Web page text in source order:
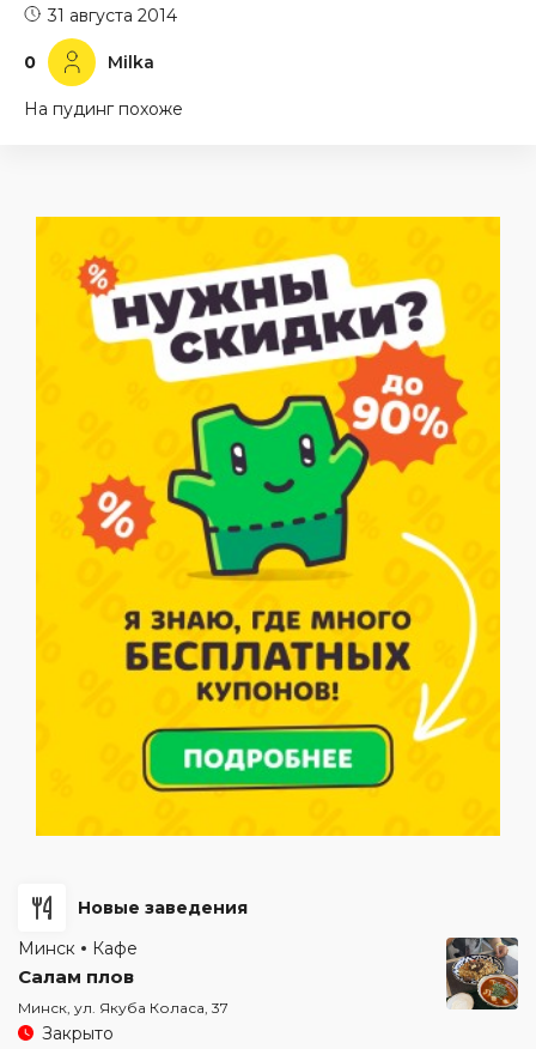
0 Milka
31 августа 2014
На пудинг похоже
Новые заведения
Минск
Кафе
Салам плов
Минск, ул. Якуба Коласа, 37
Закрыто